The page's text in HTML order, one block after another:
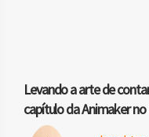
Levando a arte de
capítulo da Animaker